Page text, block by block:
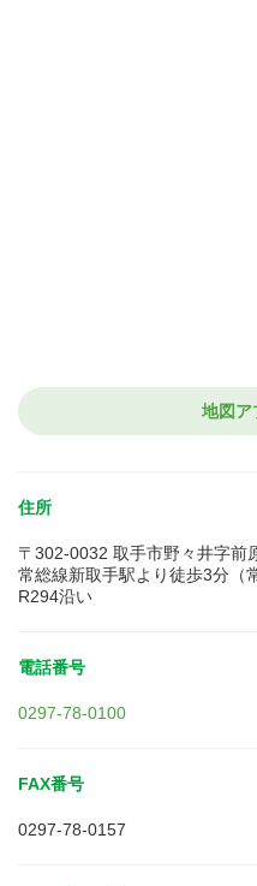
地図ア
住所
〒302-0032 取手市野々井字前
常総線新取手駅より徒歩3分（
R294沿い
電話番号
0297-78-0100
FAX番号
0297-78-0157